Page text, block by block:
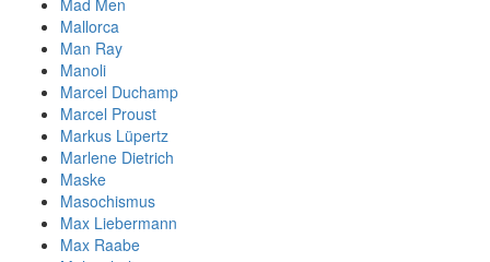
Mallorca
Man Ray
Manoli
Marcel Duchamp
Marcel Proust
Markus Lüpertz
Marlene Dietrich
Maske
Masochismus
Max Liebermann
Max Raabe